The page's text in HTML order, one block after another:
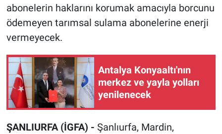
abonelerin haklarını korumak amacıyla borcunu
ödemeyen tarımsal sulama abonelerine enerji
vermeyecek.
Antalya Konyaaltı'nın
merkez ve yayla yolları
yenilenecek
ŞANLIURFA (İGFA) - Şanlıurfa, Mardin,